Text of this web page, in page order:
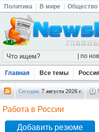
Политика В мире Общество
Главная Все темы
Сегодня: 7 августа 2026 г.
Работа в России
Добавить резюме